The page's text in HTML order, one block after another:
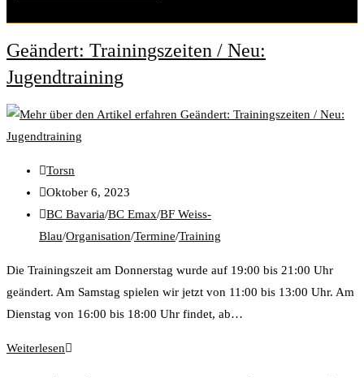
Geändert: Trainingszeiten / Neu:
Jugendtraining
Torsn
Oktober 6, 2023
BC Bavaria/BC Emax/BF Weiss-
Blau/Organisation/Termine/Training
Die Trainingszeit am Donnerstag wurde auf 19:00 bis 21:00 Uhr
geändert. Am Samstag spielen wir jetzt von 11:00 bis 13:00 Uhr. Am
Dienstag von 16:00 bis 18:00 Uhr findet, ab…
Weiterlesen